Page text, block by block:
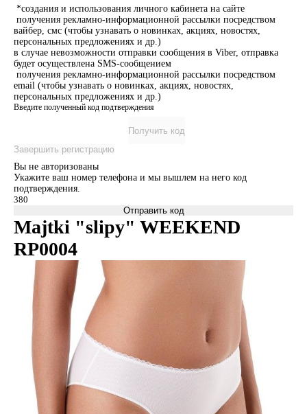
*создания и использования личного кабинета на сайте
получения рекламно-информационной рассылки посредством
вайбер, смс (чтобы узнавать о новинках, акциях, новостях,
персональных предложениях и др.)
в случае невозможности отправки сообщения в Viber, отправка
будет осуществлена SMS-сообщением
получения рекламно-информационной рассылки посредством
email (чтобы узнавать о новинках, акциях, новостях,
персональных предложениях и др.)
Введите полученный код подтверждения
Получить код
Завершить регистрацию
Вы не авторизованы
Укажите ваш номер телефона и мы вышлем на него код
подтверждения.
Отправить код
Majtki "slipy" WEEKEND
RP0004